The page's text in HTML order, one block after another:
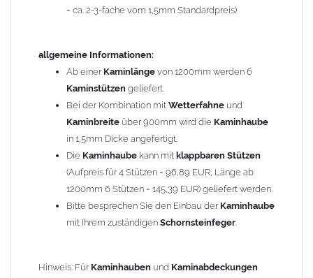
= ca. 2-3-fache vom 1,5mm Standardpreis)
allgemeine Informationen:
Ab einer Kaminlänge von 1200mm werden 6
Kaminstützen geliefert.
Bei der Kombination mit Wetterfahne und
Kaminbreite über 900mm wird die Kaminhaube
in 1,5mm Dicke angefertigt.
Die Kaminhaube kann mit klappbaren Stützen
(Aufpreis für 4 Stützen = 96,89 EUR, Länge ab
1200mm 6 Stützen = 145,39 EUR) geliefert werden.
Bitte besprechen Sie den Einbau der Kaminhaube
mit Ihrem zuständigen Schornsteinfeger.
Hinweis: Für Kaminhauben und Kaminabdeckungen